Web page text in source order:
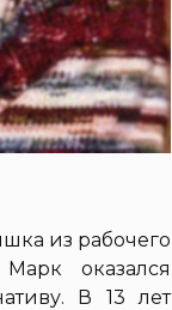
из рабочего
оказался
В 13 лет